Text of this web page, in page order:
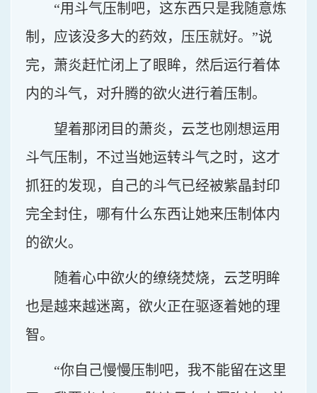
“用斗气压制吧，这东西只是我随意炼
制，应该没多大的药效，压压就好。”说
完，萧炎赶忙闭上了眼眸，然后运行着体
内的斗气，对升腾的欲火进行着压制。
望着那闭目的萧炎，云芝也刚想运用
斗气压制，不过当她运转斗气之时，这才
抓狂的发现，自己的斗气已经被紫晶封印
完全封住，哪有什么东西让她来压制体内
的欲火。
随着心中欲火的缭绕焚烧，云芝明眸
也是越来越迷离，欲火正在驱逐着她的理
智。
“你自己慢慢压制吧，我不能留在这里